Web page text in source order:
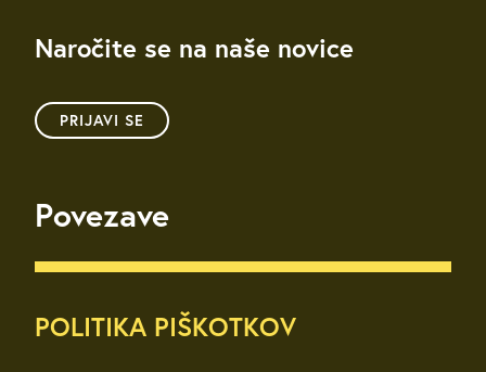
Naročite se na naše novice
PRIJAVI SE
Povezave
POLITIKA PIŠKOTKOV